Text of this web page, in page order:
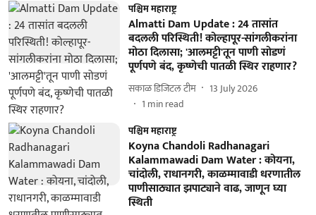
पश्चिम महाराष्ट्र
Almatti Dam Update : 24 तासांत
बदलली परिस्थिती! कोल्हापूर-सांगलीकरांना
मोठा दिलासा; 'आलमट्टी'तून पाणी सोडणं
पूर्णपणे बंद, कृष्णेची पातळी स्थिर राहणार?
सकाळ डिजिटल टीम
13 July 2026
1 min read
पश्चिम महाराष्ट्र
Koyna Chandoli Radhanagari
Kalammawadi Dam Water : कोयना,
चांदोली, राधानगरी, काळम्मावाडी धरणातील
पाणीसाठ्यात झपाट्याने वाढ, जाणून घ्या
स्थिती